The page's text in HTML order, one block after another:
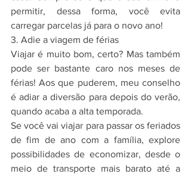
permitir, dessa forma, você evita
carregar parcelas já para o novo ano!
3. Adie a viagem de férias
Viajar é muito bom, certo? Mas também
pode ser bastante caro nos meses de
férias! Aos que puderem, meu conselho
é adiar a diversão para depois do verão,
quando acaba a alta temporada.
Se você vai viajar para passar os feriados
de fim de ano com a família, explore
possibilidades de economizar, desde o
meio de transporte mais barato até a